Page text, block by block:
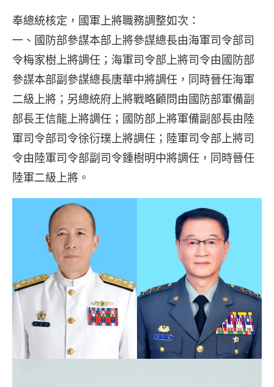
奉總統核定，國軍上將職務調整如次：
一、國防部參謀本部上將參謀總長由海軍司令部司
令梅家樹上將調任；海軍司令部上將司令由國防部
參謀本部副參謀總長唐華中將調任，同時晉任海軍
二級上將；另總統府上將戰略顧問由國防部軍備副
部長王信龍上將調任；國防部上將軍備副部長由陸
軍司令部司令徐衍璞上將調任；陸軍司令部上將司
令由陸軍司令部副司令鍾樹明中將調任，同時晉任
陸軍二級上將。